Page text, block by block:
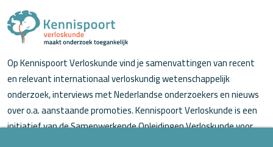
Op Kennispoort Verloskunde vind je samenvattingen van recent
en relevant internationaal verloskundig wetenschappelijk
onderzoek, interviews met Nederlandse onderzoekers en nieuws
over o.a. aanstaande promoties. Kennispoort Verloskunde is een
initiatief van de Samenwerkende Opleidingen Verloskunde voor